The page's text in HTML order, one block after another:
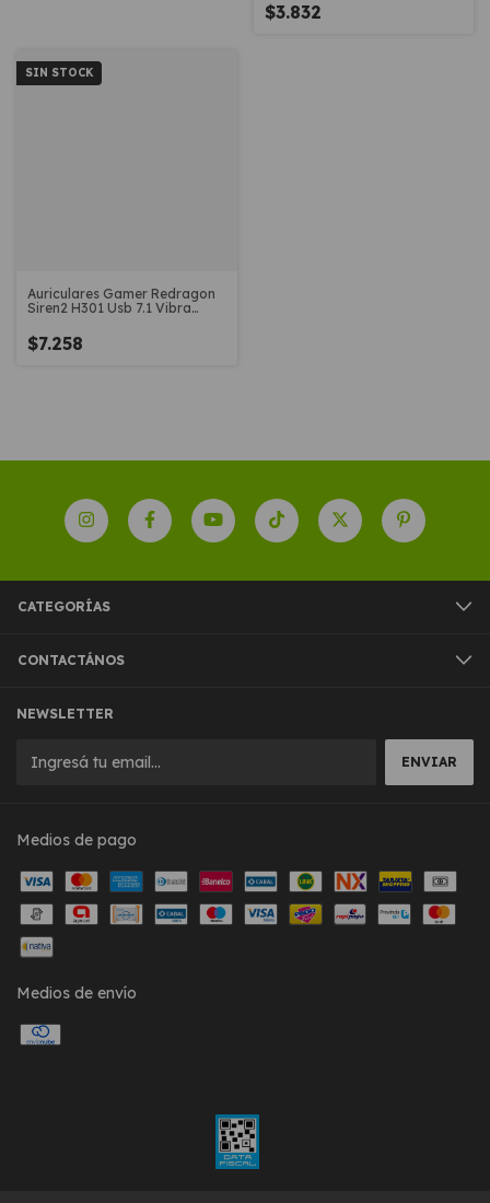
$3.832
SIN STOCK
Auriculares Gamer Redragon
Siren2 H301 Usb 7.1 Vibra
$7.258
CATEGORÍAS
CONTACTÁNOS
NEWSLETTER
Medios de pago
Medios de envío